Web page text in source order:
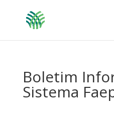
Boletim
Sistema